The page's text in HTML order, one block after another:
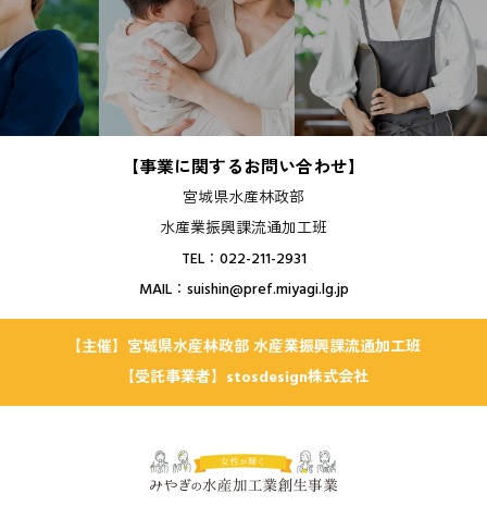
【事業に関するお問い合わせ】
宮城県水産林政部
水産業振興課流通加工班
TEL：022-211-2931
MAIL：suishin@pref.miyagi.lg.jp
【主催】宮城県水産林政部 水産業振興課流通加工班
【受託事業者】stosdesign株式会社